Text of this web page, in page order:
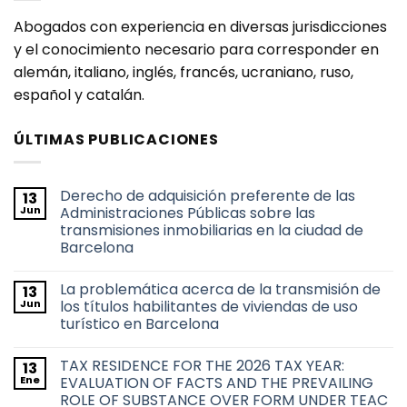
Abogados con experiencia en diversas jurisdicciones
y el conocimiento necesario para corresponder en
alemán, italiano, inglés, francés, ucraniano, ruso,
español y catalán.
ÚLTIMAS PUBLICACIONES
13
Jun
Derecho de adquisición preferente de las
Administraciones Públicas sobre las
transmisiones inmobiliarias en la ciudad de
Barcelona
comentarios
en
Derecho
de
de
las
Administraciones
Públicas
13
Jun
La problemática acerca de la transmisión de
los títulos habilitantes de viviendas de uso
turístico en Barcelona
comentarios
en
La
problemática
13
Ene
TAX RESIDENCE FOR THE 2026 TAX YEAR:
EVALUATION OF FACTS AND THE PREVAILING
ROLE OF SUBSTANCE OVER FORM UNDER TEAC